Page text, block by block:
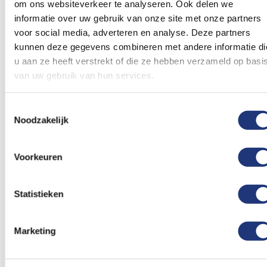
om ons websiteverkeer te analyseren. Ook delen we
informatie over uw gebruik van onze site met onze partners
voor social media, adverteren en analyse. Deze partners
kunnen deze gegevens combineren met andere informatie
u aan ze heeft verstrekt of die ze hebben verzameld op
van uw gebruik van hun services.
Noodzakelijk
Voorkeuren
Statistieken
Marketing
150x225cm
37,15
Spunpoly 165gr/m2
Voeg